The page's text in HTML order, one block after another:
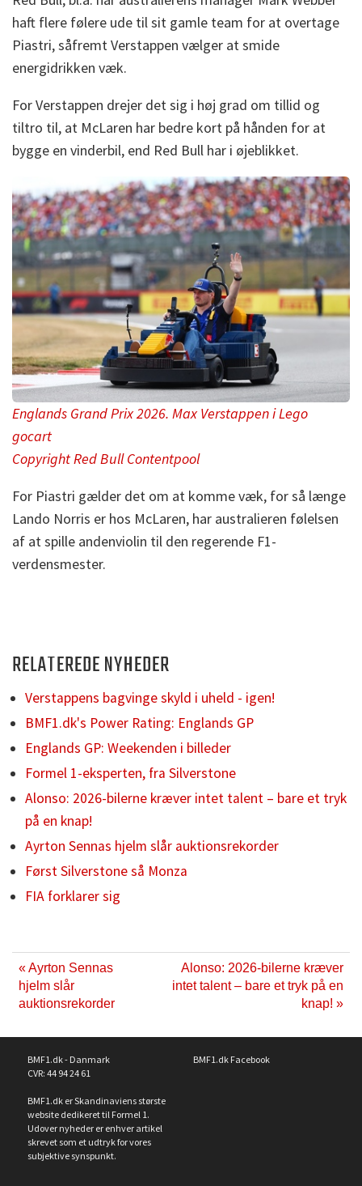
haft flere følere ude til sit gamle team for at overtage
Piastri, såfremt Verstappen vælger at smide
energidrikken væk.
For Verstappen drejer det sig i høj grad om tillid og
tiltro til, at McLaren har bedre kort på hånden for at
bygge en vinderbil, end Red Bull har i øjeblikket.
Englands Grand Prix 2026. Max Verstappen i Lego
gocart
Copyright Red Bull Contentpool
For Piastri gælder det om at komme væk, for så længe
Lando Norris er hos McLaren, har australieren følelsen
af at spille andenviolin til den regerende F1-
verdensmester.
RELATEREDE NYHEDER
Verstappens bagvinge skyld i uheld - igen!
BMF1.dk's Power Rating: Englands GP
Englands GP: Weekenden i billeder
Formel 1-eksperten, fra Silverstone
Alonso: 2026-bilerne kræver intet talent – bare et tryk
på en knap!
Ayrton Sennas hjelm slår auktionsrekorder
Først Silverstone så Monza
FIA forklarer sig
« Ayrton Sennas
hjelm slår
auktionsrekorder
Alonso: 2026-bilerne kræver
intet talent – bare et tryk på en
knap! »
BMF1.dk - Danmark
CVR: 44 94 24 61
BMF1.dk er Skandinaviens største
website dedikeret til Formel 1.
Udover nyheder er enhver artikel
skrevet som et udtryk for vores
subjektive synspunkt.
BMF1.dk Facebook